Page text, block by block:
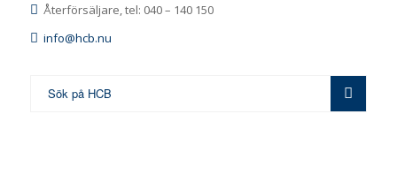
Återförsäljare, tel: 040 – 140 150
info@hcb.nu